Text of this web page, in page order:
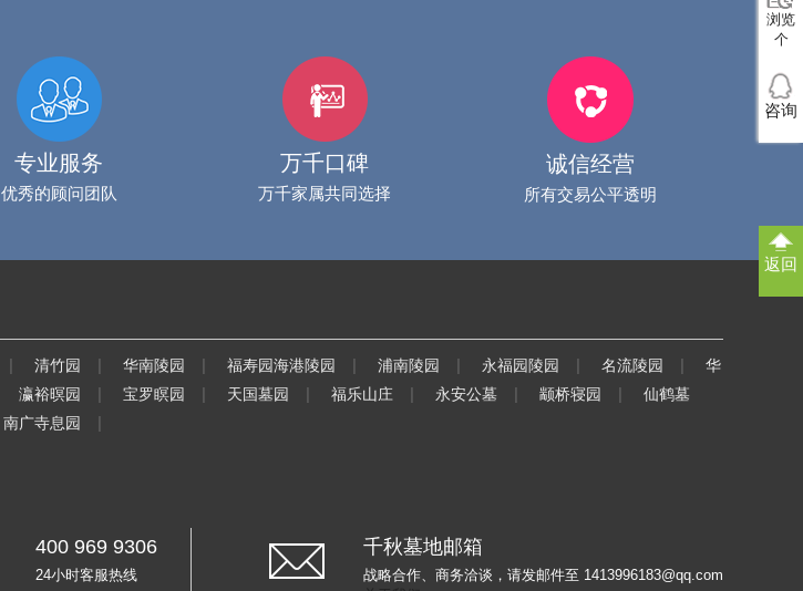
专业服务
优秀的顾问团队
万千口碑
万千家属共同选择
诚信经营
所有交易公平透明
| 清竹园 | 华南陵园 | 福寿园海港陵园 | 浦南陵园 | 永福园陵园 | 名流陵园 |
华
瀛裕暝园 | 宝罗瞑园 | 天国墓园 | 福乐山庄 | 永安公墓 | 颛桥寝园 |
仙鹤墓
南广寺息园 |
400 969 9306
24小时客服热线
千秋墓地邮箱
战略合作、商务洽谈，请发邮件至 1413996183@qq.com
浏览
个
咨询
返回